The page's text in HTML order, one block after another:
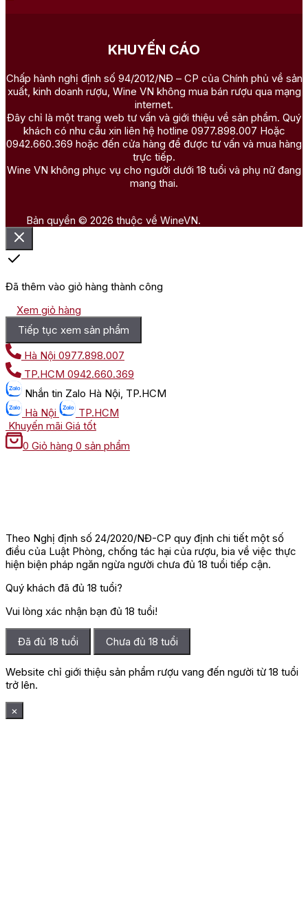
KHUYẾN CÁO
Chấp hành nghị định số 94/2012/NĐ – CP của Chính phủ về sản
xuất, kinh doanh rượu, Wine VN không mua bán rượu qua mạng
internet.
Đây chỉ là một trang web tư vấn và giới thiệu về sản phẩm. Quý
khách có nhu cầu xin liên hệ hotline 0977.898.007 Hoặc
0942.660.369 hoặc đến cửa hàng để được tư vấn và mua hàng
trực tiếp.
Wine VN không phục vụ cho người dưới 18 tuổi và phụ nữ đang
mang thai.
Bản quyền © 2026 thuộc về WineVN.
Đã thêm vào giỏ hàng thành công
Xem giỏ hàng
Tiếp tục xem sản phẩm
Hà Nội 0977.898.007
TP.HCM 0942.660.369
Nhắn tin Zalo Hà Nội, TP.HCM
Hà Nội
TP.HCM
Khuyến mãi Giá tốt
0 Giỏ hàng 0 sản phẩm
Theo Nghị định số 24/2020/NĐ-CP quy định chi tiết một số
điều của Luật Phòng, chống tác hại của rượu, bia về việc thực
hiện biện pháp ngăn ngừa người chưa đủ 18 tuổi tiếp cận.
Quý khách đã đủ 18 tuổi?
Vui lòng xác nhận bạn đủ 18 tuổi!
Đã đủ 18 tuổi Chưa đủ 18 tuổi
Website chỉ giới thiệu sản phẩm rượu vang đến người từ 18 tuổi
trở lên.
×